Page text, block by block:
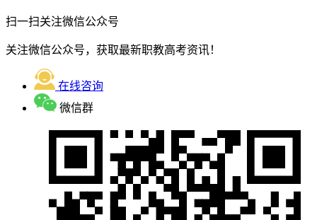
扫一扫关注微信公众号
关注微信公众号，获取最新职教高考资讯！
在线咨询
微信群